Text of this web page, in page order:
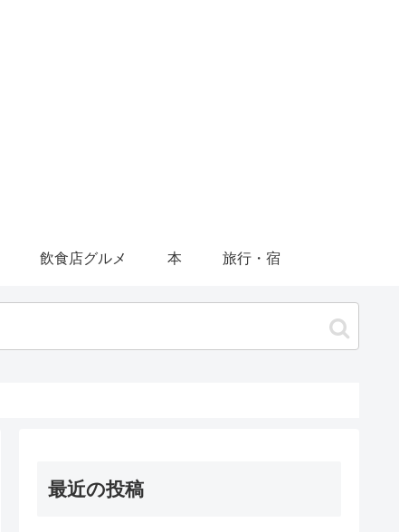
飲食店グルメ 本 旅行・宿
最近の投稿